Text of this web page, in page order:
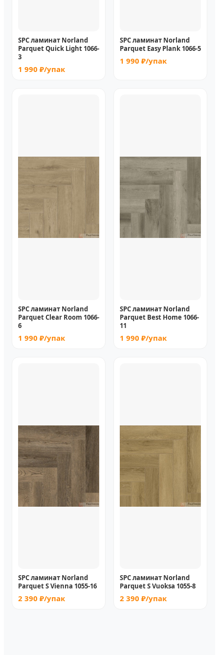
SPC ламинат Norland
Parquet Quick Light 1066-
3
1 990 ₽/упак
SPC ламинат Norland
Parquet Easy Plank 1066-5
1 990 ₽/упак
SPC ламинат Norland
Parquet Clear Room 1066-
6
1 990 ₽/упак
SPC ламинат Norland
Parquet Best Home 1066-
11
1 990 ₽/упак
SPC ламинат Norland
Parquet S Vienna 1055-16
2 390 ₽/упак
SPC ламинат Norland
Parquet S Vuoksa 1055-8
2 390 ₽/упак